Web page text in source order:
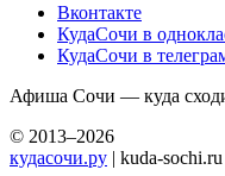
Вконтакте
КудаСочи в
КудаСочи в
Афиша Сочи — куда
© 2013–2026
кудасочи.ру | kuda-sochi.ru